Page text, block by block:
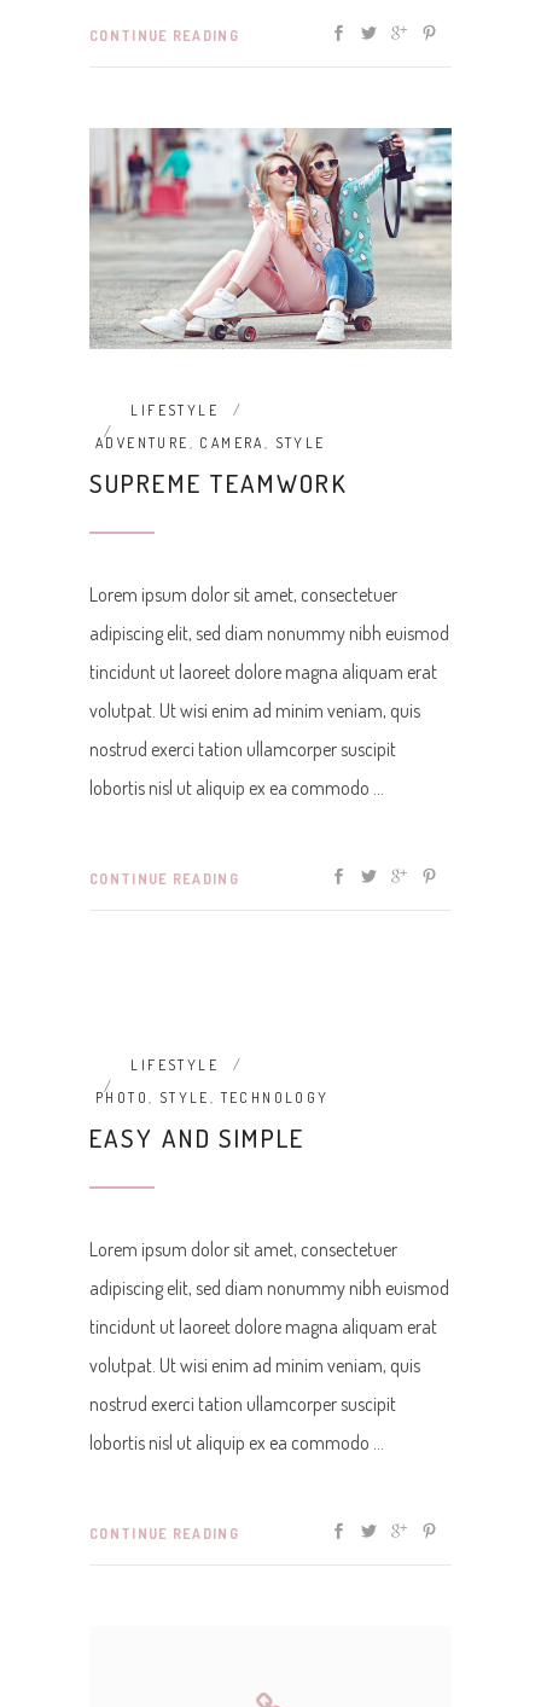
CONTINUE READING
LIFESTYLE
ADVENTURE
CAMERA STYLE
SUPREME TEAMWORK
Lorem ipsum dolor sit amet, consectetuer
adipiscing elit, sed diam nonummy nibh euismod
tincidunt ut laoreet dolore magna aliquam erat
volutpat. Ut wisi enim ad minim veniam, quis
nostrud exerci tation ullamcorper suscipit
lobortis nisl ut aliquip ex ea commodo
CONTINUE READING
LIFESTYLE
PHOTO
STYLE TECHNOLOGY
EASY AND SIMPLE
Lorem ipsum dolor sit amet, consectetuer
adipiscing elit, sed diam nonummy nibh euismod
tincidunt ut laoreet dolore magna aliquam erat
volutpat. Ut wisi enim ad minim veniam, quis
nostrud exerci tation ullamcorper suscipit
lobortis nisl ut aliquip ex ea commodo
CONTINUE READING